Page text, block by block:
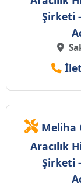
Şirketi
Meliha
Aracılık
Şirketi